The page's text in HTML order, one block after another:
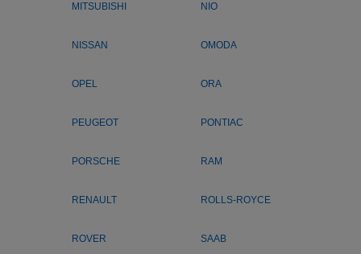
MITSUBISHI NIO
NISSAN OMODA
OPEL ORA
PEUGEOT PONTIAC
PORSCHE RAM
RENAULT ROLLS-ROYCE
ROVER SAAB